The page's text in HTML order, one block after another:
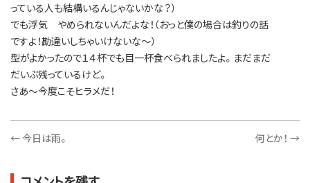
っている人も結構いるんじゃないかな？）
でも浮気 やめられないんだよな！（おっと僕の場合は釣りの話
ですよ！勘違いしちゃいけないな～）
型がよかったので１４杯でも目一杯食べられましたよ。まだまだ
だいぶ残っているけど。
さあ～今度こそヒラメだ！
← 今日は雨。 何とか！ →